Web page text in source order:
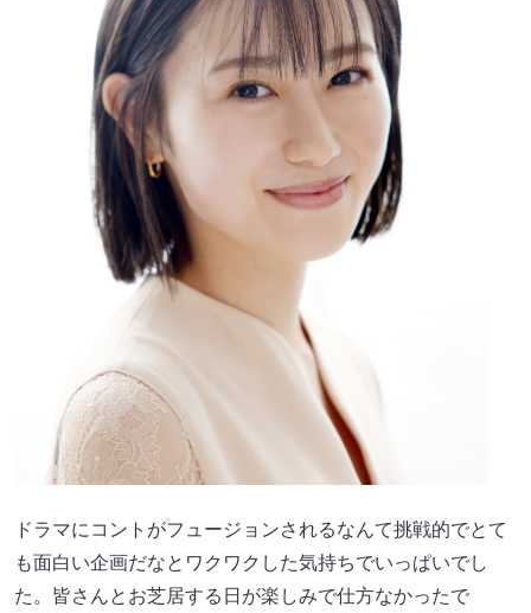
ドラマにコントがフュージョンされるなんて挑戦的でとて
も面白い企画だなとワクワクした気持ちでいっぱいでし
た。皆さんとお芝居する日が楽しみで仕方なかったで